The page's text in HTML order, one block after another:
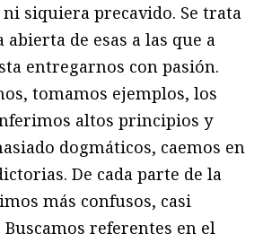
siquiera precavido. Se trata
abierta de esas a las que a
entregarnos con pasión.
tomamos ejemplos, los
altos principios y
dogmáticos, caemos en
De cada parte de la
más confusos, casi
Buscamos referentes en el